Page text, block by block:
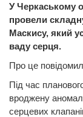
У Черкаському
провели
Маскису, який
ваду серця.
Про це
Під час
вроджену
серцевих